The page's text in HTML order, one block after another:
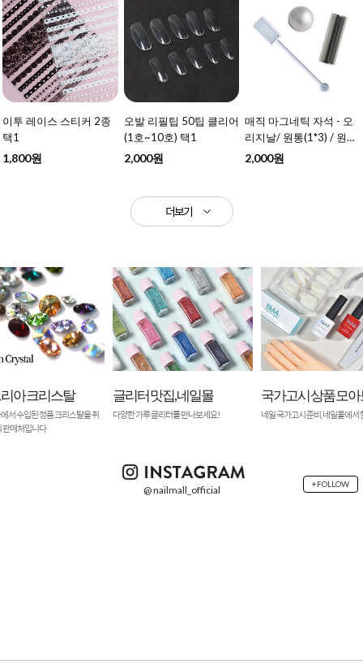
이투 레이스 스티커 2종
택1
1,800원
오발 리필팁 50팁 클리어
(1호~10호) 택1
2,000원
매직 마그네틱 자석 - 오
리지날/ 원통(1*3) / 원형
볼 택1
2,000원
더보기
집, 네일몰
글리터를 만나보세요!
국가고시 상품 모아보기
네일 국가고시 준비, 네일몰에서 한번에!
오스트리아 크리스
오스트리아에서 수입된 정품 크
@ nailmall_official +FOLLOW